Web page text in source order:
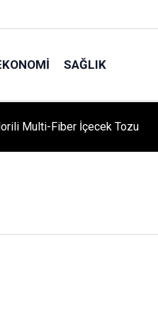
SAĞLIK
Multi-Fiber İçecek Tozu